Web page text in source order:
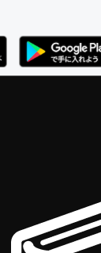
な投票数 -